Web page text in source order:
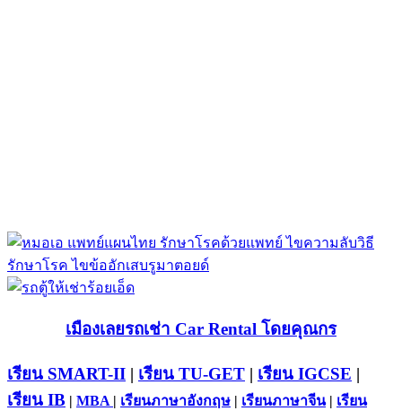
เมืองเลยรถเช่า Car Rental โดยคุณกร
เรียน SMART-II | เรียน TU-GET | เรียน IGCSE |
เรียน IB | MBA | เรียนภาษาอังกฤษ | เรียนภาษาจีน| เรียน